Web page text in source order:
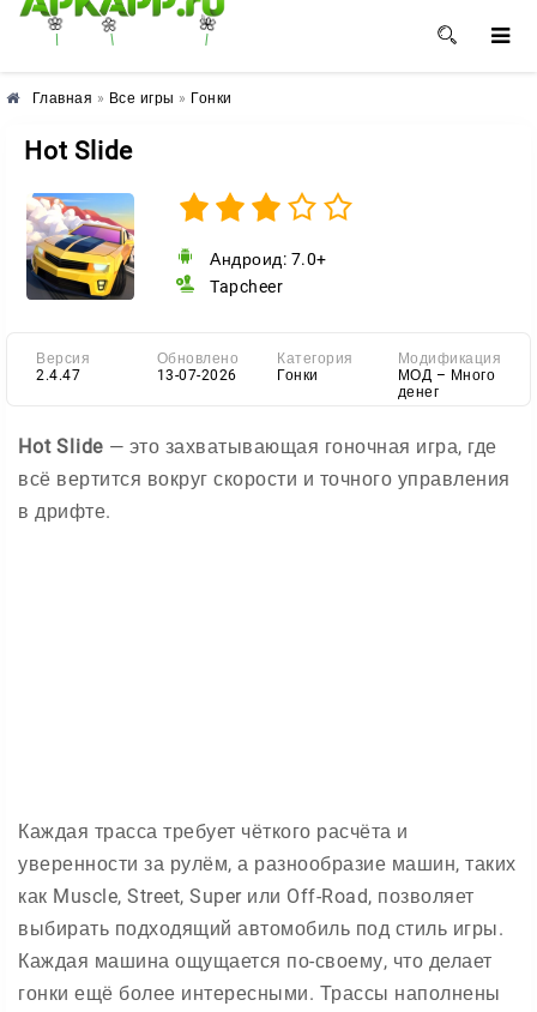
🌸 🌼 🌺
Главная » Все игры » Гонки
Hot Slide
Андроид: 7.0+
Tapcheer
Версия
2.4.47
Обновлено
13-07-2026
Категория
Гонки
Модификация
МОД – Много
денег
Hot Slide — это захватывающая гоночная игра, где
всё вертится вокруг скорости и точного управления
в дрифте.
Каждая трасса требует чёткого расчёта и
уверенности за рулём, а разнообразие машин, таких
как Muscle, Street, Super или Off-Road, позволяет
выбирать подходящий автомобиль под стиль игры.
Каждая машина ощущается по-своему, что делает
гонки ещё более интересными. Трассы наполнены